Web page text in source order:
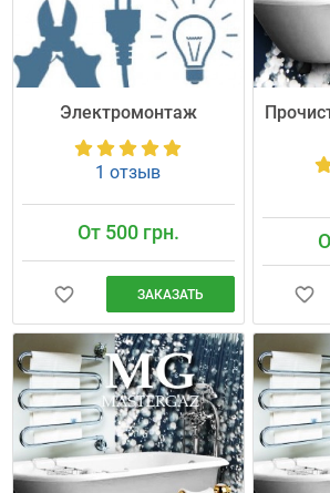
Электромонтаж
1 отзыв
От 500 грн.
ЗАКАЗАТЬ